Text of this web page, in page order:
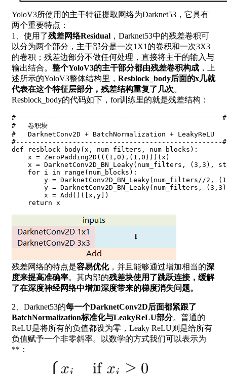
YoloV3所使用的主干特征提取网络为Darknet53，它具有
两个重要特点：
1、使用了残差网络Residual ，Darknet53中的残差卷积可
以分为两个部分，主干部分是一次1X1的卷积和一次3X3
的卷积；残差边部分不做任何处理，直接将主干的输入与
输出结合。 整个YoloV3的主干部分都由残差卷积构成 ，上
述所示的YoloV3整体结构里， Resblock_body后面的x几就
代表在这个特征层部分，残差结构重复了几次。
Resblock_body的代码如下，for训练里的就是残差结构：
#---------------------------------------------------#
#   卷积块
#   DarknetConv2D + BatchNormalization + LeakyReLU
#---------------------------------------------------#
def
resblock_body( x , num_filters , num_blocks ) :
    x
= ZeroPadding2D ( ( ( 1 , 0 ) , ( 1 , 0 ) ) ) ( x )
    x
= DarknetConv2D_BN_Leaky( num_filters , (3 , 3 ) ,
for i in range ( num_blocks ) :
        y
= DarknetConv2D_BN_Leaky( num_filters //2 , ( 1
        y
= DarknetConv2D_BN_Leaky( num_filters , (3 , 3 )
        x
= Add ( ) ( [ x , y] )
return
残差网络的特点是容易优化，并且能够通过增加相当的深
度来提高准确率。其内部的残差块使用了跳跃连接，缓解
了在深度神经网络中增加深度带来的梯度消失问题。
2、Darknet53的每一个DarknetConv2D后面都紧跟了
BatchNormalization标准化与LeakyReLU部分。普通的
ReLU是将所有的负值都设为零，Leaky ReLU则是给所有
负值赋予一个非零斜率。以数学的方式我们可以表示为
**：